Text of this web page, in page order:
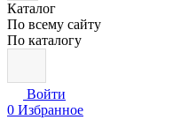
Каталог
По всему сайту
По каталогу
Войти
0 Избранное